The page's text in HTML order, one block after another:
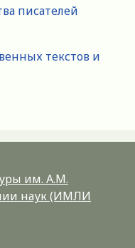
писателей
текстов и
им. А.М.
наук (ИМЛИ